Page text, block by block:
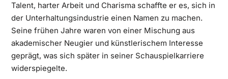
Talent, harter Arbeit und Charisma schaffte er es, sich in
der Unterhaltungsindustrie einen Namen zu machen.
Seine frühen Jahre waren von einer Mischung aus
akademischer Neugier und künstlerischem Interesse
geprägt, was sich später in seiner Schauspielkarriere
widerspiegelte.